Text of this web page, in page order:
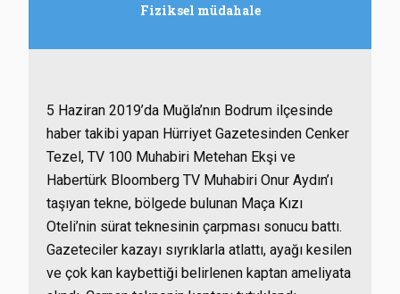
Fiziksel müdahale
5 Haziran 2019’da Muğla’nın Bodrum ilçesinde
haber takibi yapan Hürriyet Gazetesinden Cenker
Tezel, TV 100 Muhabiri Metehan Ekşi ve
Habertürk Bloomberg TV Muhabiri Onur Aydın’ı
taşıyan tekne, bölgede bulunan Maça Kızı
Oteli’nin sürat teknesinin çarpması sonucu battı.
Gazeteciler kazayı sıyrıklarla atlattı, ayağı kesilen
ve çok kan kaybettiği belirlenen kaptan ameliyata